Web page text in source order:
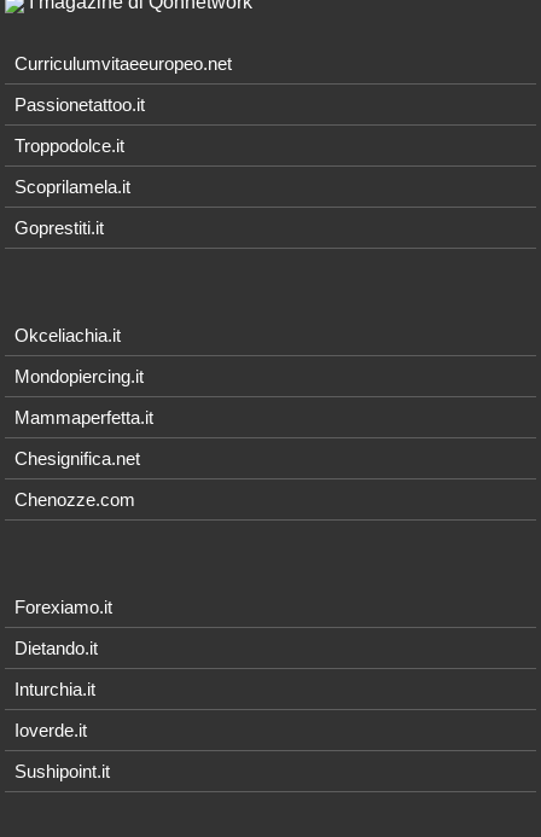
Curriculumvitaeeuropeo.net
Passionetattoo.it
Troppodolce.it
Scoprilamela.it
Goprestiti.it
Okceliachia.it
Mondopiercing.it
Mammaperfetta.it
Chesignifica.net
Chenozze.com
Forexiamo.it
Dietando.it
Inturchia.it
Ioverde.it
Sushipoint.it